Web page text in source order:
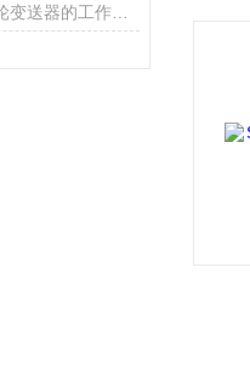
浅析涡轮流量计和涡轮变送器的工作原理